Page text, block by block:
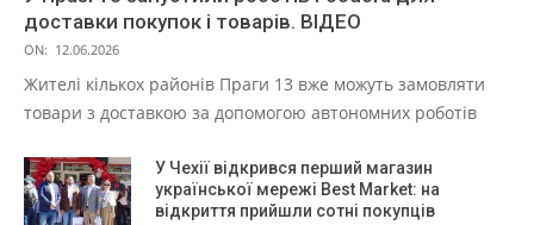
доставки покупок і товарів. ВІДЕО
ON: 12.06.2026
Жителі кількох районів Праги 13 вже можуть замовляти
товари з доставкою за допомогою автономних роботів
У Чехії відкрився перший магазин
української мережі Best Market: на
відкриття прийшли сотні покупців